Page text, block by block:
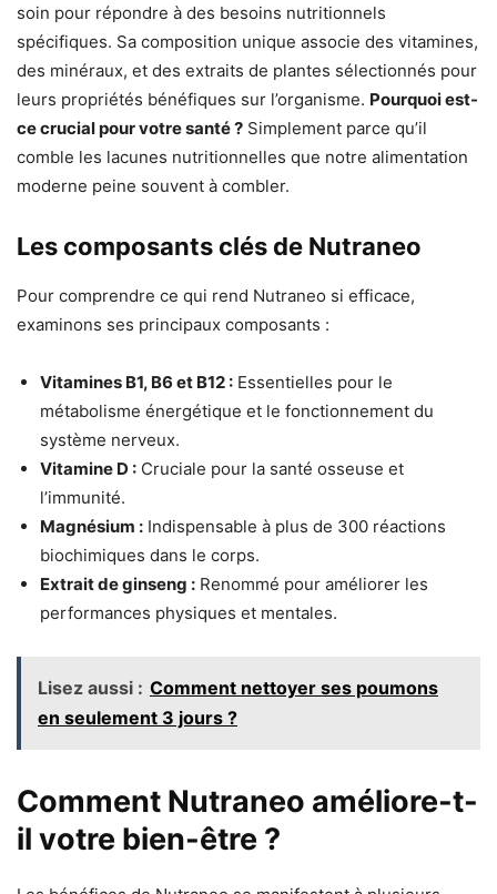
soin pour répondre à des besoins nutritionnels
spécifiques. Sa composition unique associe des vitamines,
des minéraux, et des extraits de plantes sélectionnés pour
leurs propriétés bénéfiques sur l’organisme. Pourquoi est-
ce crucial pour votre santé ? Simplement parce qu’il
comble les lacunes nutritionnelles que notre alimentation
moderne peine souvent à combler.
Les composants clés de Nutraneo
Pour comprendre ce qui rend Nutraneo si efficace,
examinons ses principaux composants :
Vitamines B1, B6 et B12 : Essentielles pour le
métabolisme énergétique et le fonctionnement du
système nerveux.
Vitamine D : Cruciale pour la santé osseuse et
l’immunité.
Magnésium : Indispensable à plus de 300 réactions
biochimiques dans le corps.
Extrait de ginseng : Renommé pour améliorer les
performances physiques et mentales.
Lisez aussi : Comment nettoyer ses poumons
en seulement 3 jours ?
Comment Nutraneo améliore-t-
il votre bien-être ?